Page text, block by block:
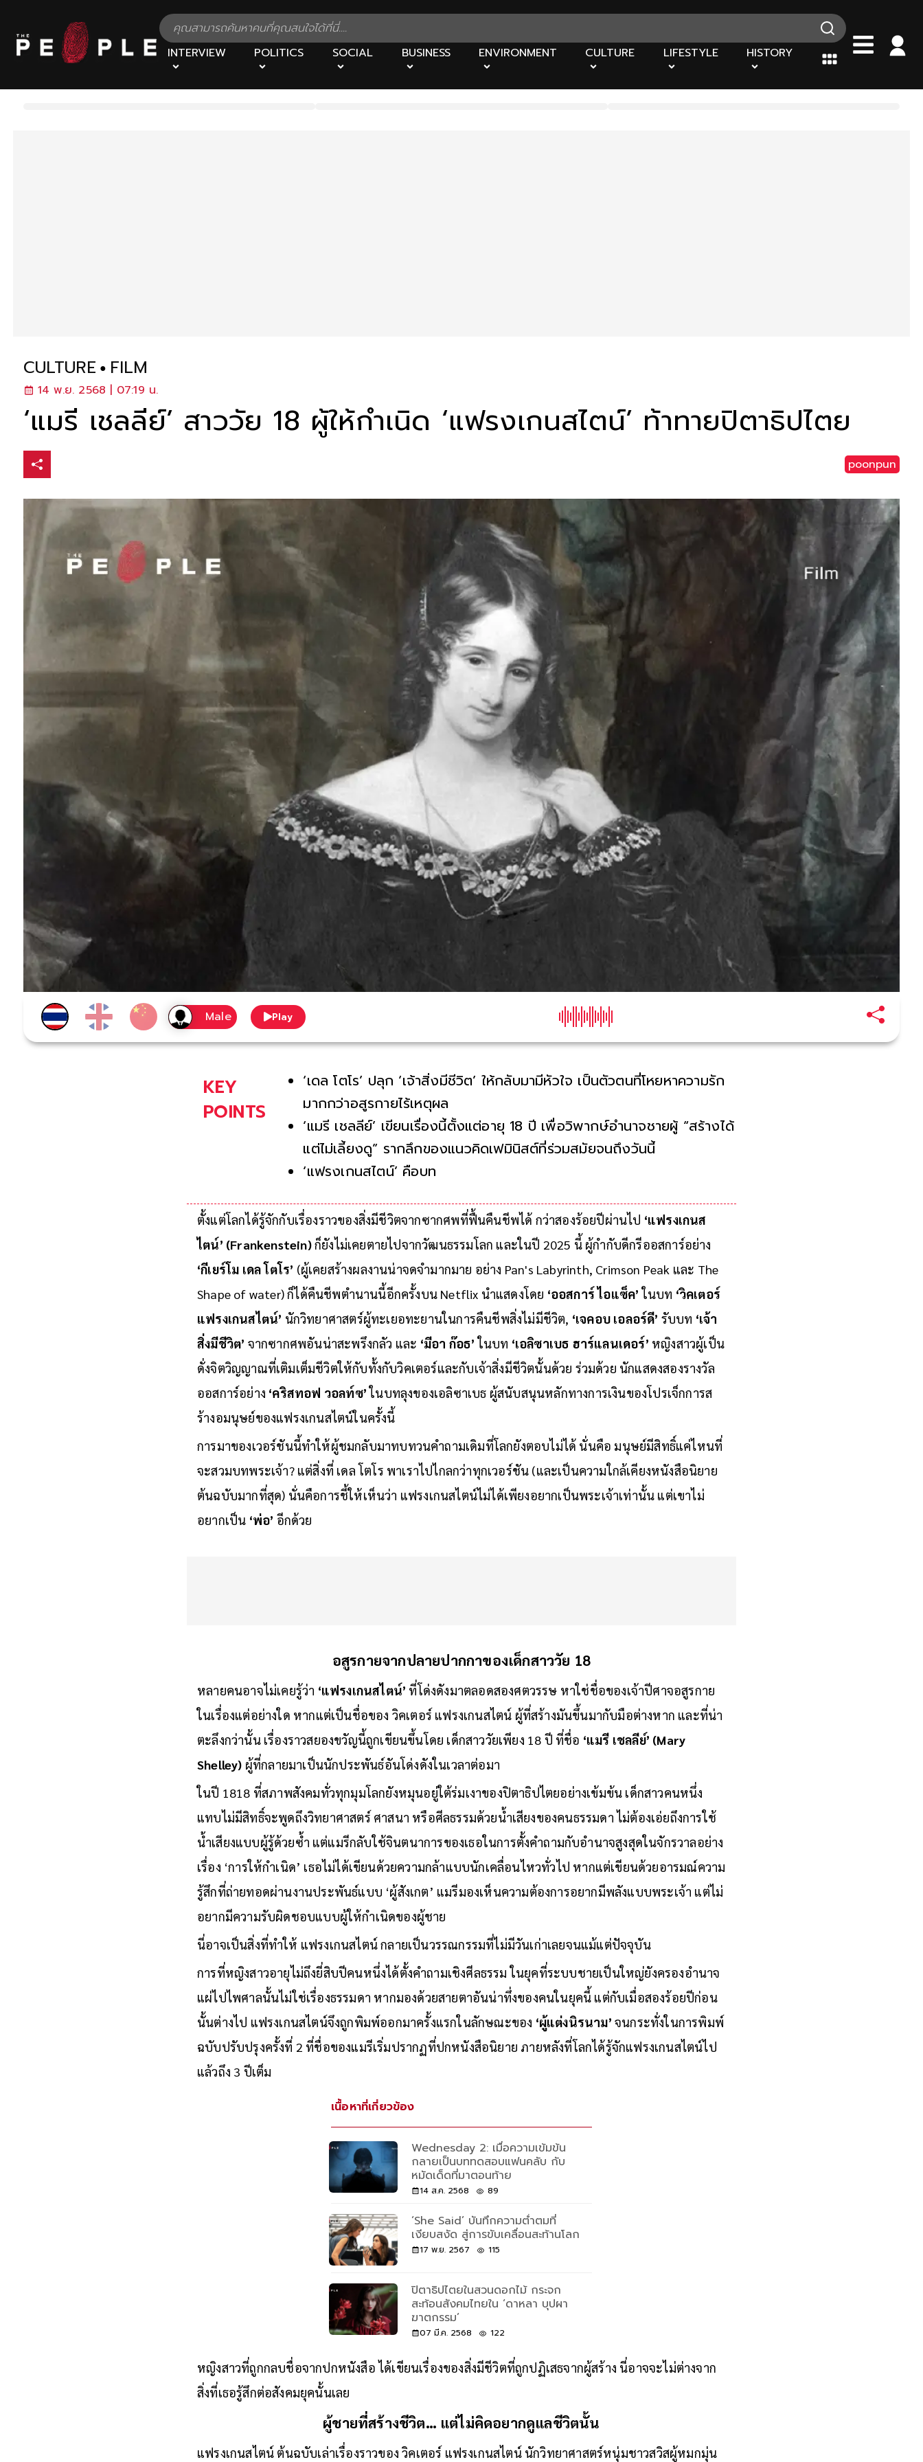
INTERVIEW POLITICS SOCIAL BUSINESS ENVIRONMENT CULTURE LIFESTYLE HISTORY
CULTURE FILM
14 พ.ย. 2568 | 07:19 น.
‘แมรี เชลลีย์’ สาววัย 18 ผู้ให้กำเนิด ‘แฟรงเกนสไตน์’ ท้าทายปิตาธิปไตย
poonpun
Play
KEY
POINTS
‘เดล โตโร’ ปลุก ‘เจ้าสิ่งมีชีวิต’ ให้กลับมามีหัวใจ เป็นตัวตนที่โหยหาความรัก
มากกว่าอสูรกายไร้เหตุผล
‘แมรี เชลลีย์’ เขียนเรื่องนี้ตั้งแต่อายุ 18 ปี เพื่อวิพากษ์อำนาจชายผู้ “สร้างได้
แต่ไม่เลี้ยงดู” รากลึกของแนวคิดเฟมินิสต์ที่ร่วมสมัยจนถึงวันนี้
‘แฟรงเกนสไตน์’ คือบทเรียนของผู้สร้างทุกยุค ตั้งแต่ชีวิต ความสัมพันธ์
ตั้งแต่โลกได้รู้จักกับเรื่องราวของสิ่งมีชีวิตจากซากศพที่ฟื้นคืนชีพได้ กว่าสองร้อยปีผ่านไป ‘แฟรงเกนส
ไตน์’ (Frankenstein)ก็ยังไม่เคยตายไปจากวัฒนธรรมโลก และในปี 2025 นี้ ผู้กำกับดีกรีออสการ์อย่าง
‘กีเยร์โม เดล โตโร’ (ผู้เคยสร้างผลงานน่าจดจำมากมาย อย่าง Pan's Labyrinth, Crimson Peak และ The
Shape of water) ก็ได้คืนชีพตำนานนี้อีกครั้งบน Netflix นำแสดงโดย ‘ออสการ์ ไอแซ็ค’ ในบท ‘วิคเตอร์
แฟรงเกนสไตน์’ นักวิทยาศาสตร์ผู้ทะเยอทะยานในการคืนชีพสิ่งไม่มีชีวิต, ‘เจคอบ เอลอร์ดี’ รับบท ‘เจ้า
สิ่งมีชีวิต’ จากซากศพอันน่าสะพรึงกลัว และ ‘มีอา ก๊อธ’ ในบท ‘เอลิซาเบธ ฮาร์แลนเดอร์’ หญิงสาวผู้เป็น
ดั่งจิตวิญญาณที่เติมเต็มชีวิตให้กับทั้งกับวิคเตอร์และกับเจ้าสิ่งมีชีวิตนั้นด้วย ร่วมด้วย นักแสดงสองรางวัล
ออสการ์อย่าง ‘คริสทอฟ วอลท์ซ’ในบทลุงของเอลิซาเบธ ผู้สนับสนุนหลักทางการเงินของโปรเจ็กการส
ร้างอมนุษย์ของแฟรงเกนสไตน์ในครั้งนี้
การมาของเวอร์ชันนี้ทำให้ผู้ชมกลับมาทบทวนคำถามเดิมที่โลกยังตอบไม่ได้ นั่นคือ มนุษย์มีสิทธิ์แค่ไหนที่
จะสวมบทพระเจ้า? แต่สิ่งที่ เดล โตโร พาเราไปไกลกว่าทุกเวอร์ชัน (และเป็นความใกล้เคียงหนังสือนิยาย
ต้นฉบับมากที่สุด) นั่นคือการชี้ให้เห็นว่า แฟรงเกนสไตน์ไม่ได้เพียงอยากเป็นพระเจ้าเท่านั้น แต่เขาไม่
อยากเป็น ‘พ่อ’ อีกด้วย
อสูรกายจากปลายปากกาของเด็กสาววัย 18
หลายคนอาจไม่เคยรู้ว่า ‘แฟรงเกนสไตน์’ ที่โด่งดังมาตลอดสองศตวรรษ หาใช่ชื่อของเจ้าปีศาจอสูรกาย
ในเรื่องแต่อย่างใด หากแต่เป็นชื่อของ วิคเตอร์ แฟรงเกนสไตน์ ผู้ที่สร้างมันขึ้นมากับมือต่างหาก และที่น่า
ตะลึงกว่านั้น เรื่องราวสยองขวัญนี้ถูกเขียนขึ้นโดย เด็กสาววัยเพียง 18 ปี ที่ชื่อ ‘แมรี เชลลีย์’ (Mary
Shelley) ผู้ที่กลายมาเป็นนักประพันธ์อันโด่งดังในเวลาต่อมา
ในปี 1818 ที่สภาพสังคมทั่วทุกมุมโลกยังหมุนอยู่ใต้ร่มเงาของปิตาธิปไตยอย่างเข้มข้น เด็กสาวคนหนึ่ง
แทบไม่มีสิทธิ์จะพูดถึงวิทยาศาสตร์ ศาสนา หรือศีลธรรมด้วยน้ำเสียงของคนธรรมดา ไม่ต้องเอ่ยถึงการใช้
น้ำเสียงแบบผู้รู้ด้วยซ้ำ แต่แมรีกลับใช้จินตนาการของเธอในการตั้งคำถามกับอำนาจสูงสุดในจักรวาลอย่าง
เรื่อง ‘การให้กำเนิด’ เธอไม่ได้เขียนด้วยความกล้าแบบนักเคลื่อนไหวทั่วไป หากแต่เขียนด้วยอารมณ์ความ
รู้สึกที่ถ่ายทอดผ่านงานประพันธ์แบบ ‘ผู้สังเกต’ แมรีมองเห็นความต้องการอยากมีพลังแบบพระเจ้า แต่ไม่
อยากมีความรับผิดชอบแบบผู้ให้กำเนิดของผู้ชาย
นี่อาจเป็นสิ่งที่ทำให้ แฟรงเกนสไตน์ กลายเป็นวรรณกรรมที่ไม่มีวันเก่าเลยจนแม้แต่ปัจจุบัน
การที่หญิงสาวอายุไม่ถึงยี่สิบปีคนหนึ่งได้ตั้งคำถามเชิงศีลธรรม ในยุคที่ระบบชายเป็นใหญ่ยังครองอำนาจ
แผ่ไปไพศาลนั้นไม่ใช่เรื่องธรรมดา หากมองด้วยสายตาอันน่าทึ่งของคนในยุคนี้ แต่กับเมื่อสองร้อยปีก่อน
นั้นต่างไป แฟรงเกนสไตน์จึงถูกพิมพ์ออกมาครั้งแรกในลักษณะของ ‘ผู้แต่งนิรนาม’ จนกระทั่งในการพิมพ์
ฉบับปรับปรุงครั้งที่ 2 ที่ชื่อของแมรีเริ่มปรากฏที่ปกหนังสือนิยาย ภายหลังที่โลกได้รู้จักแฟรงเกนสไตน์ไป
แล้วถึง 3 ปีเต็ม
เนื้อหาที่เกี่ยวข้อง
Wednesday 2: เมื่อความเข้มข้น
กลายเป็นบททดสอบแฟนคลับ กับ
หมัดเด็ดที่มาตอนท้าย
14 ส.ค. 2568 89
‘She Said’ บันทึกความต่ำตมที่
เงียบสงัด สู่การขับเคลื่อนสะท้านโลก
17 พ.ย. 2567 115
ปิตาธิปไตยในสวนดอกไม้ กระจก
สะท้อนสังคมไทยใน ‘ดาหลา บุปผา
ฆาตกรรม’
07 มี.ค. 2568 122
หญิงสาวที่ถูกกลบชื่อจากปกหนังสือ ได้เขียนเรื่องของสิ่งมีชีวิตที่ถูกปฏิเสธจากผู้สร้าง นี่อาจจะไม่ต่างจาก
สิ่งที่เธอรู้สึกต่อสังคมยุคนั้นเลย
ผู้ชายที่สร้างชีวิต… แต่ไม่คิดอยากดูแลชีวิตนั้น
แฟรงเกนสไตน์ ต้นฉบับเล่าเรื่องราวของ วิคเตอร์ แฟรงเกนสไตน์ นักวิทยาศาสตร์หนุ่มชาวสวิสผู้หมกมุ่น